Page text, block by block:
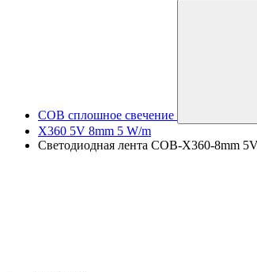
COB сплошное свечение
X360 5V 8mm 5 W/m
Светодиодная лента COB-X360-8mm